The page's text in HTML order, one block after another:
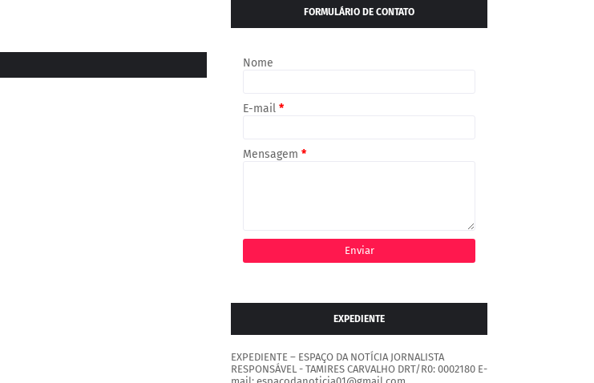
FORMULÁRIO DE CONTATO
Nome
E-mail *
Mensagem *
EXPEDIENTE
EXPEDIENTE – ESPAÇO DA NOTÍCIA JORNALISTA
RESPONSÁVEL - TAMIRES CARVALHO DRT/R0: 0002180 E-